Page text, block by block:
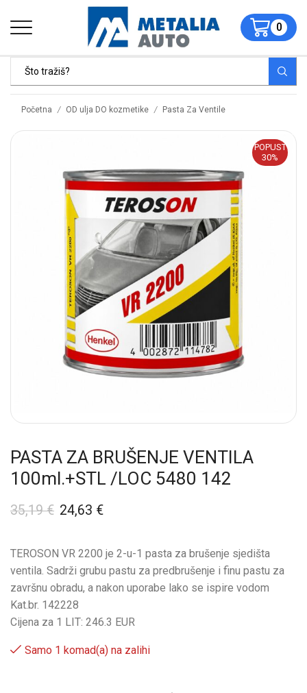
0
Početna / OD ulja DO kozmetike / Pasta Za Ventile
POPUST
30%
PASTA ZA BRUŠENJE VENTILA
100ml.+STL /LOC 5480 142
35,19€ 24,63 €
TEROSON VR 2200 je 2-u-1 pasta za brušenje sjedišta
ventila. Sadrži grubu pastu za predbrušenje i finu pastu za
završnu obradu, a nakon uporabe lako se ispire vodom
Kat.br. 142228
Cijena za 1 LIT: 246.3 EUR
Samo 1 komad(a) na zalihi